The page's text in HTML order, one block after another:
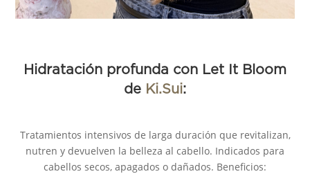
Hidratación profunda con Let It Bloom
de Ki.Sui:
Tratamientos intensivos de larga duración que revitalizan,
nutren y devuelven la belleza al cabello. Indicados para
cabellos secos, apagados o dañados. Beneficios: